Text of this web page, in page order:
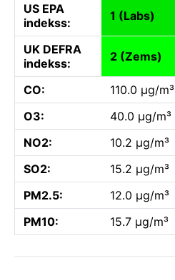
US EPA
indekss:
1 (Labs)
UK DEFRA
indekss:
2 (Zems)
CO:
110.0 µg/m³
O3:
40.0 µg/m³
NO2:
10.2 µg/m³
SO2:
15.2 µg/m³
PM2.5:
12.0 µg/m³
PM10:
15.7 µg/m³